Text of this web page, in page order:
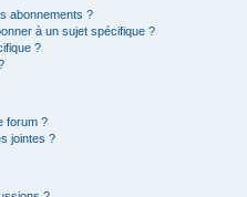
abonnements ?
à un sujet spécifique ?
?
forum ?
jointes ?